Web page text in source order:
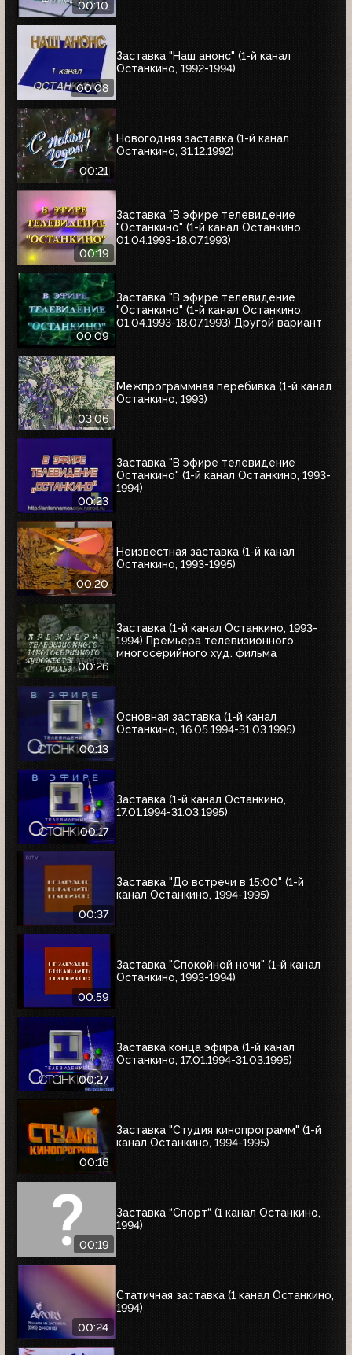
00:10
00:08
Заставка "Наш анонс" (1-й канал
Останкино, 1992-1994)
00:21
Новогодняя заставка (1-й канал
Останкино, 31.12.1992)
00:19
Заставка "В эфире телевидение
"Останкино" (1-й канал Останкино,
01.04.1993-18.07.1993)
00:09
Заставка "В эфире телевидение
"Останкино" (1-й канал Останкино,
01.04.1993-18.07.1993) Другой вариант
03:06
Межпрограммная перебивка (1-й канал
Останкино, 1993)
00:23
Заставка "В эфире телевидение
Останкино" (1-й канал Останкино, 1993-
1994)
00:20
Неизвестная заставка (1-й канал
Останкино, 1993-1995)
00:26
Заставка (1-й канал Останкино, 1993-
1994) Премьера телевизионного
многосерийного худ. фильма
00:13
Основная заставка (1-й канал
Останкино, 16.05.1994-31.03.1995)
00:17
Заставка (1-й канал Останкино,
17.01.1994-31.03.1995)
00:37
Заставка "До встречи в 15:00" (1-й
канал Останкино, 1994-1995)
00:59
Заставка "Спокойной ночи" (1-й канал
Останкино, 1993-1994)
00:27
Заставка конца эфира (1-й канал
Останкино, 17.01.1994-31.03.1995)
00:16
Заставка "Студия кинопрограмм" (1-й
канал Останкино, 1994-1995)
00:19
Заставка “Спорт“ (1 канал Останкино,
1994)
00:24
Статичная заставка (1 канал Останкино,
1994)